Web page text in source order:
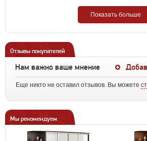
Показать больше
Отзывы покупателей
Нам важно ваше мнение
Еще никто не оставил отзывов. Вы можете
Мы рекомендуем